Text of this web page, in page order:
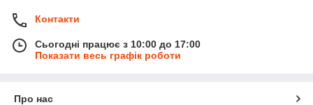
Контакти
Сьогодні працює з 10:00 до 17:00
Показати весь графік роботи
Про нас